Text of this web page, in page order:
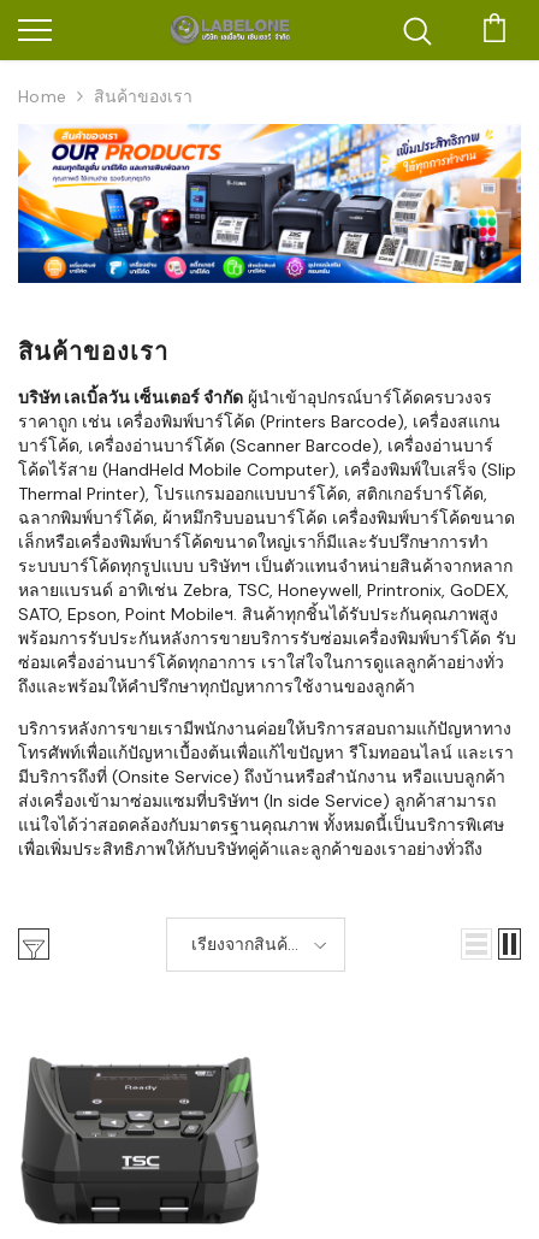
Home สินค้าของเรา
สินค้าของเรา
บริษัท เลเบิ้ลวัน เซ็นเตอร์ จำกัด ผู้นำเข้าอุปกรณ์บาร์โค้ดครบวงจร
ราคาถูก เช่น เครื่องพิมพ์บาร์โค้ด (Printers Barcode), เครื่องสแกน
บาร์โค้ด, เครื่องอ่านบาร์โค้ด (Scanner Barcode), เครื่องอ่านบาร์
โค้ดไร้สาย (HandHeld Mobile Computer), เครื่องพิมพ์ใบเสร็จ (Slip
Thermal Printer), โปรแกรมออกแบบบาร์โค้ด, สติกเกอร์บาร์โค้ด,
ฉลากพิมพ์บาร์โค้ด, ผ้าหมึกริบบอนบาร์โค้ด เครื่องพิมพ์บาร์โค้ดขนาด
เล็กหรือเครื่องพิมพ์บาร์โค้ดขนาดใหญ่เราก็มีและรับปรึกษาการทำ
ระบบบาร์โค้ดทุกรูปแบบ บริษัทฯ เป็นตัวแทนจำหน่ายสินค้าจากหลาก
หลายแบรนด์ อาทิเช่น Zebra, TSC, Honeywell, Printronix, GoDEX,
SATO, Epson, Point Mobileฯ. สินค้าทุกชิ้นได้รับประกันคุณภาพสูง
พร้อมการรับประกันหลังการขายบริการรับซ่อมเครื่องพิมพ์บาร์โค้ด รับ
ซ่อมเครื่องอ่านบาร์โค้ดทุกอาการ เราใส่ใจในการดูแลลูกค้าอย่างทั่ว
ถึงและพร้อมให้คำปรึกษาทุกปัญหาการใช้งานของลูกค้า
บริการหลังการขายเรามีพนักงานค่อยให้บริการสอบถามแก้ปัญหาทาง
โทรศัพท์เพื่อแก้ปัญหาเบื้องต้นเพื่อแก้ไขปัญหา รีโมทออนไลน์ และเรา
มีบริการถึงที่ (Onsite Service) ถึงบ้านหรือสำนักงาน หรือแบบลูกค้า
ส่งเครื่องเข้ามาซ่อมแซมที่บริษัทฯ (In side Service) ลูกค้าสามารถ
แน่ใจได้ว่าสอดคล้องกับมาตรฐานคุณภาพ ทั้งหมดนี้เป็นบริการพิเศษ
เพื่อเพิ่มประสิทธิภาพให้กับบริษัทคู่ค้าและลูกค้าของเราอย่างทั่วถึง
เรียงจากสินค้า
ใหม่-เก่า